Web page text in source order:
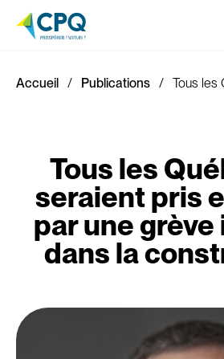
Accueil Publications Tous les
Tous les
seraient pris
par une
dans la